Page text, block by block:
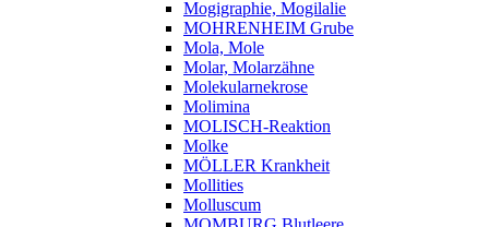
Mogigraphie, Mogilalie
MOHRENHEIM Grube
Mola, Mole
Molar, Molarzähne
Molekularnekrose
Molimina
MOLISCH-Reaktion
Molke
MÖLLER Krankheit
Mollities
Molluscum